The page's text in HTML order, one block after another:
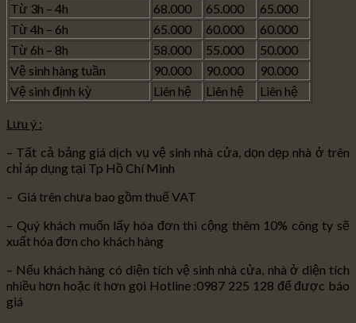
Từ 3h – 4h
68.000 65.000
65.000
Từ 4h – 6h
65.000 60.000
60.000
Từ 6h – 8h
58.000 55.000
50.000
Vệ sinh hàng tuần
90.000 90.000
90.000
Vệ sinh định kỳ
Liên hệ Liên hệ Liên hệ
Lưu ý :
– Tất cả bảng giá dịch vụ vệ sinh nhà cửa, dọn dẹp nhà ở trên
chỉ áp dụng tại Tp Hồ Chí Minh
– Giá trên chưa bao gồm thuế VAT
– Quý khách muốn lấy hóa đơn thì cộng thêm 10% công ty sẽ
xuất hóa đơn cho khách hàng
– Nếu khách hàng có diện tích vệ sinh nhà cửa, nhà ở diện tích
nhiều hơn hoặc ít hơn gọi Hotline :0987 225 128 để được báo
giá